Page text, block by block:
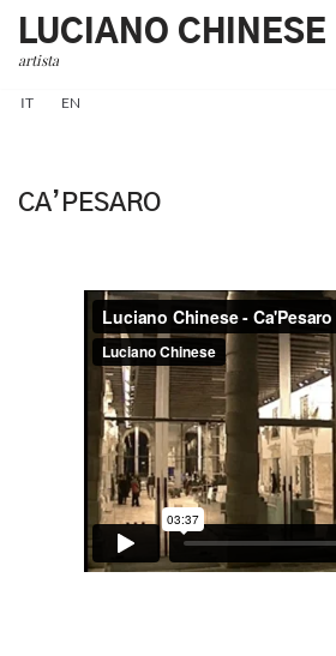
Vai
al
LUCIANO CHINESE
artista
IT EN
CA’PESARO